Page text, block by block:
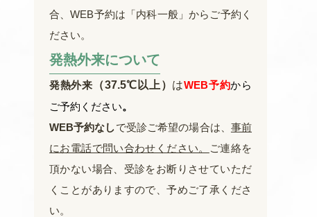
合、WEB予約は「内科一般」からご予約く
ださい。
発熱外来について
発熱外来 （37.5℃以上） はWEB予約から
ご予約 ください。
WEB予約なしで受診ご希望の場合は、 事前
にお電話で問い合わせください。
ご連絡を
頂かない場合、受診をお断りさせていただ
くことがありますので、予めご了承くださ
い。